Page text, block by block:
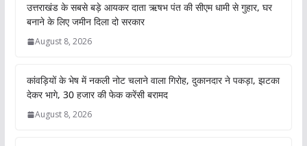
उत्तराखंड के सबसे बड़े आयकर दाता ऋषभ पंत की सीएम धामी से गुहार, घर
बनाने के लिए जमीन दिला दो सरकार
August 8, 2026
कांवड़ियों के भेष में नकली नोट चलाने वाला गिरोह, दुकानदार ने पकड़ा, झटका
देकर भागे, 30 हजार की फेक करेंसी बरामद
August 8, 2026